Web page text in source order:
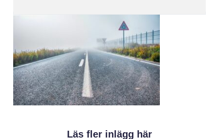
Läs fler inlägg här